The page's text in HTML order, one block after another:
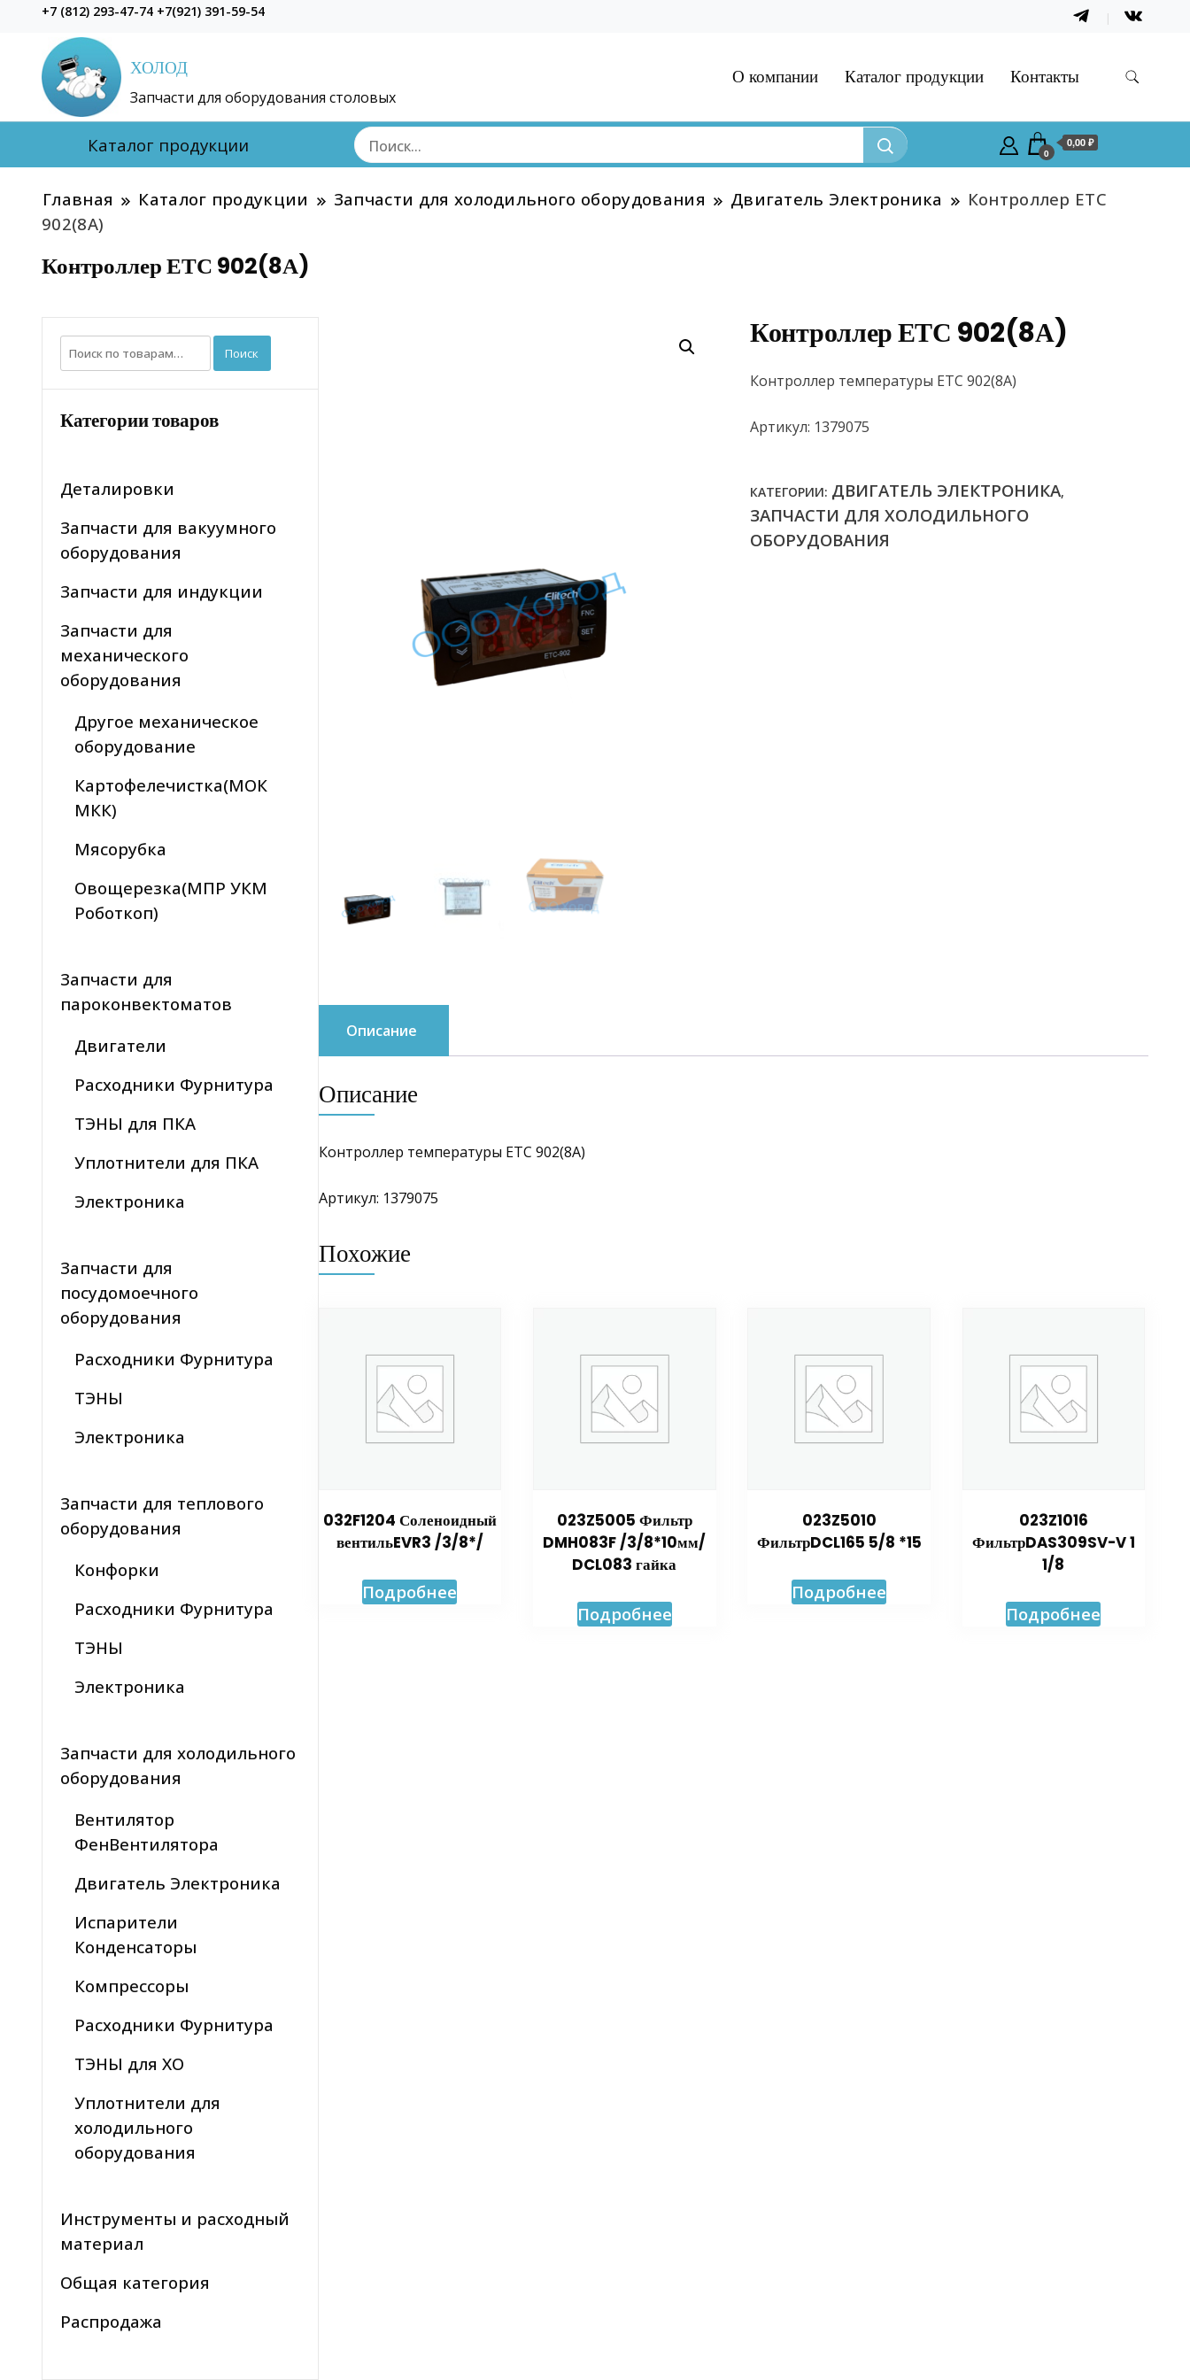
+7 (812) 293-47-74 +7(921) 391-59-54
ХОЛОД
Запчасти для оборудования столовых
О компании Каталог продукции Контакты
Каталог продукции 0
0,00 ₽
Главная Каталог продукции Запчасти для холодильного оборудования Двигатель Электроника
Контроллер ЕТС
902(8А)
Контроллер ЕТС 902(8А)
Контроллер ЕТС 902(8А)
Контроллер температуры ЕТС 902(8А)
Артикул: 1379075
КАТЕГОРИИ: ДВИГАТЕЛЬ ЭЛЕКТРОНИКА,
ЗАПЧАСТИ ДЛЯ ХОЛОДИЛЬНОГО
ОБОРУДОВАНИЯ
Описание
Описание
Контроллер температуры ЕТС 902(8А)
Артикул: 1379075
Похожие
032F1204 Соленоидный
вентильEVR3 /3/8*/
Подробнее
023Z5005 Фильтр
DMH083F /3/8*10мм/
DCL083 гайка
Подробнее
023Z5010
ФильтрDCL165 5/8 *15
Подробнее
023Z1016
ФильтрDAS309SV-V 1
1/8
Подробнее
Искать: Поиск
Категории товаров
Деталировки
Запчасти для вакуумного
оборудования
Запчасти для индукции
Запчасти для
механического
оборудования
Другое механическое
оборудование
Картофелечистка(МОК
МКК)
Мясорубка
Овощерезка(МПР УКМ
Роботкоп)
Запчасти для
пароконвектоматов
Двигатели
Расходники Фурнитура
ТЭНЫ для ПКА
Уплотнители для ПКА
Электроника
Запчасти для
посудомоечного
оборудования
Расходники Фурнитура
ТЭНЫ
Электроника
Запчасти для теплового
оборудования
Конфорки
Расходники Фурнитура
ТЭНЫ
Электроника
Запчасти для холодильного
оборудования
Вентилятор
ФенВентилятора
Двигатель Электроника
Испарители
Конденсаторы
Компрессоры
Расходники Фурнитура
ТЭНЫ для ХО
Уплотнители для
холодильного
оборудования
Инструменты и расходный
материал
Общая категория
Распродажа